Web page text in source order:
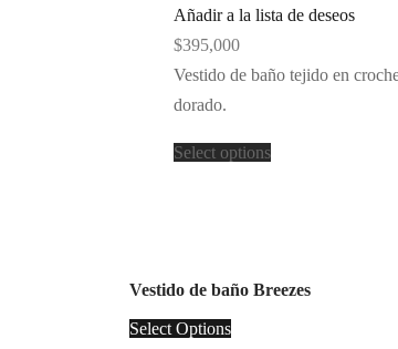
Añadir a la lista de deseos
$395,000
Vestido de baño tejido en
dorado.
Select options
Vestido de baño Breezes
Select Options